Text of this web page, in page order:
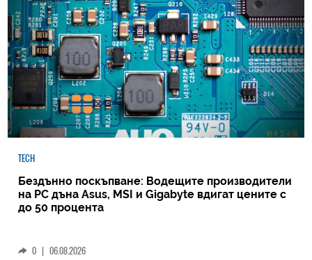
TECH
Бездънно поскъпване: Водещите производители
на РС дъна Asus, MSI и Gigabyte вдигат цените с
до 50 процента
0 | 06.08.2026